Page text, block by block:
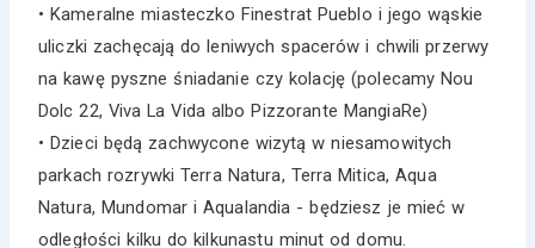
• Kameralne miasteczko Finestrat Pueblo i jego wąskie
uliczki zachęcają do leniwych spacerów i chwili przerwy
na kawę pyszne śniadanie czy kolację (polecamy Nou
Dolc 22, Viva La Vida albo Pizzorante MangiaRe)
• Dzieci będą zachwycone wizytą w niesamowitych
parkach rozrywki Terra Natura, Terra Mitica, Aqua
Natura, Mundomar i Aqualandia - będziesz je mieć w
odległości kilku do kilkunastu minut od domu.